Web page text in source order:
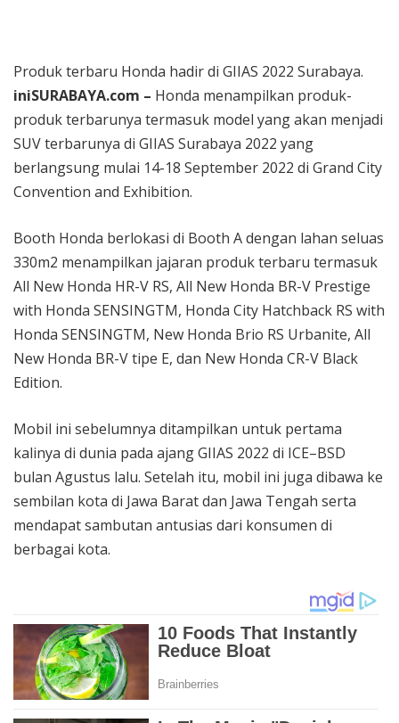
Produk terbaru Honda hadir di GIIAS 2022 Surabaya.
iniSURABAYA.com – Honda menampilkan produk-
produk terbarunya termasuk model yang akan menjadi
SUV terbarunya di GIIAS Surabaya 2022 yang
berlangsung mulai 14-18 September 2022 di Grand City
Convention and Exhibition.
Booth Honda berlokasi di Booth A dengan lahan seluas
330m2 menampilkan jajaran produk terbaru termasuk
All New Honda HR-V RS, All New Honda BR-V Prestige
with Honda SENSINGTM, Honda City Hatchback RS with
Honda SENSINGTM, New Honda Brio RS Urbanite, All
New Honda BR-V tipe E, dan New Honda CR-V Black
Edition.
Mobil ini sebelumnya ditampilkan untuk pertama
kalinya di dunia pada ajang GIIAS 2022 di ICE–BSD
bulan Agustus lalu. Setelah itu, mobil ini juga dibawa ke
sembilan kota di Jawa Barat dan Jawa Tengah serta
mendapat sambutan antusias dari konsumen di
berbagai kota.